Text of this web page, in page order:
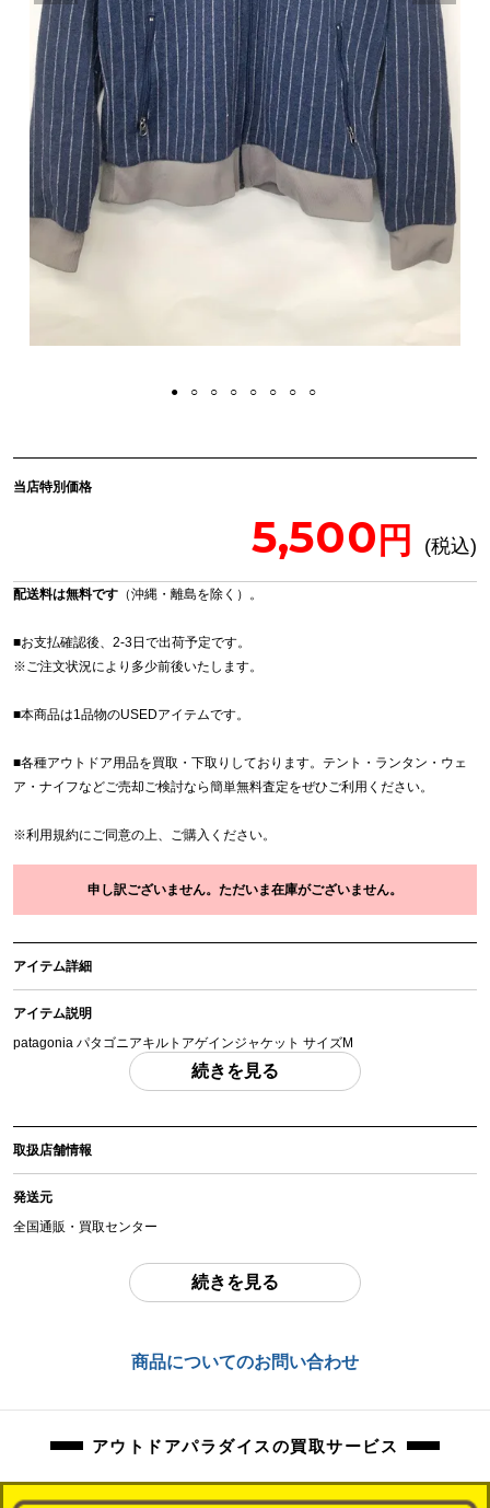
当店特別価格
5,500
配送料は無料です （沖縄・離島を除く）。
■お支払確認後、2-3日で出荷予定です。
※ご注文状況により多少前後いたします。
■本商品は1品物のUSEDアイテムです。
■各種アウトドア用品を買取・下取りしております。テント・ランタン・ウェ
ア・ナイフなどご売却ご検討なら簡単無料査定をぜひご利用ください。
※利用規約にご同意の上、ご購入ください。
申し訳ございません。ただいま在庫がございません。
アイテム詳細
アイテム説明
patagonia パタゴニアキルトアゲインジャケット サイズM
実寸 身幅：約51cm 着丈：約63.5cm 裄丈：約88cm 「付属品」・・・ 写真の
ものがすべてになります。
アイテム状態
多少の擦れ、汚れ、毛羽立ち等ございます。所々虫食いと思われる箇所ござい
ます。
orb-2605302806-od-081570379
続きを見る
取扱店舗情報
発送元
全国通販・買取センター
東京都江戸川区中葛西6-10-15 2F
続きを見る
商品についてのお問い合わせ
アウトドアパラダイスの買取サービス